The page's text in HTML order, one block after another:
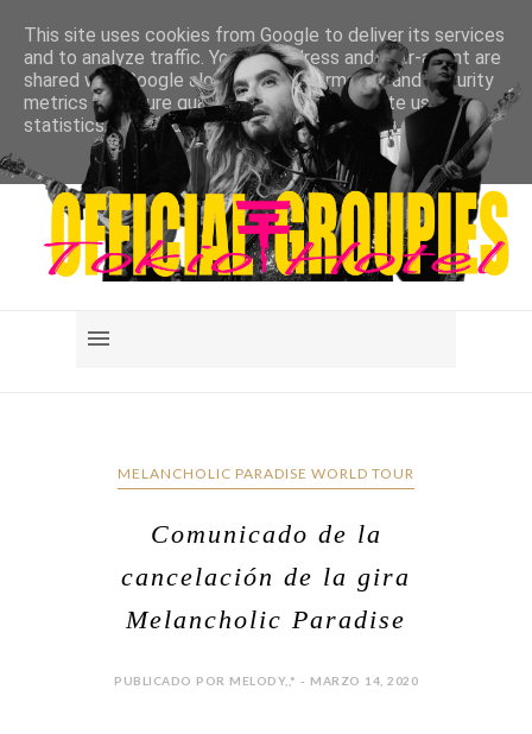
MELANCHOLIC PARADISE WORLD TOUR
Comunicado de la
cancelación de la gira
Melancholic Paradise
PUBLICADO POR MELODY,,* - MARZO 14, 2020
This site uses cookies from Google to deliver its services
and to analyze traffic. Your IP address and user-agent are
shared with Google along with performance and security
metrics to ensure quality of service, generate usage
statistics, and to detect and address abuse.
LEARN MORE GOT IT